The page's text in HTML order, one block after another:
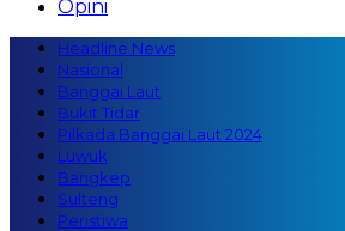
Opini
Headline News
Nasional
Banggai Laut
Bukit Tidar
Pilkada Banggai Laut 2024
Luwuk
Bangkep
Sulteng
Peristiwa